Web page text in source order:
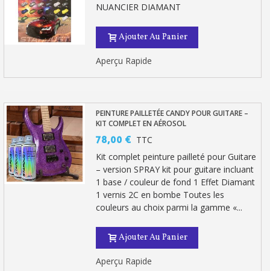
NUANCIER DIAMANT
Ajouter Au Panier
Aperçu Rapide
PEINTURE PAILLETÉE CANDY POUR GUITARE –
KIT COMPLET EN AÉROSOL
78,00 € TTC
Kit complet peinture pailleté pour Guitare
– version SPRAY kit pour guitare incluant
1 base / couleur de fond 1 Effet Diamant
1 vernis 2C en bombe Toutes les
couleurs au choix parmi la gamme «...
Ajouter Au Panier
Aperçu Rapide